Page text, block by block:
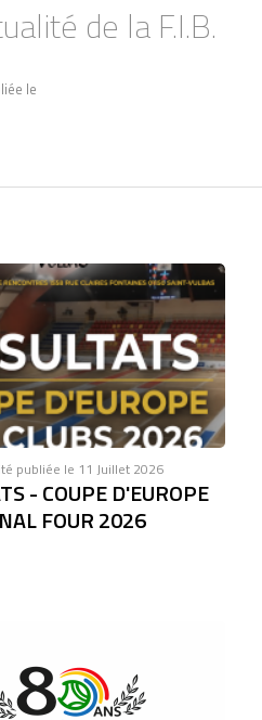
de la F.I.B.
le
publiée le 11 Juillet 2026
- COUPE D'EUROPE
FOUR 2026